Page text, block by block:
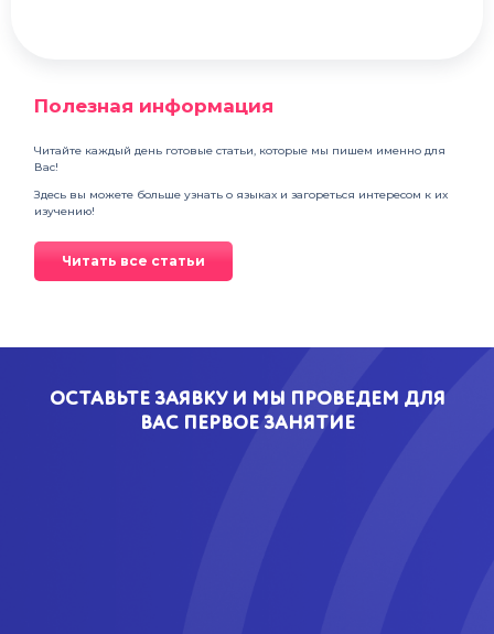
Полезная информация
Читайте каждый день готовые статьи, которые мы пишем именно для
Вас!
Здесь вы можете больше узнать о языках и загореться интересом к их
изучению!
Читать все статьи
ОСТАВЬТЕ ЗАЯВКУ И МЫ ПРОВЕДЕМ ДЛЯ
ВАС ПЕРВОЕ ЗАНЯТИЕ